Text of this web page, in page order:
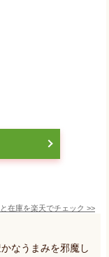
在庫を楽天でチェック >>
なうまみを邪魔し